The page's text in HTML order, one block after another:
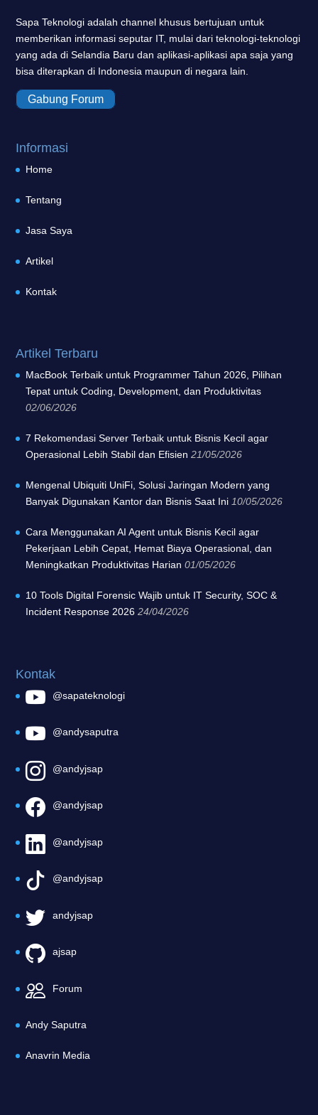
Sapa Teknologi adalah channel khusus bertujuan untuk
memberikan informasi seputar IT, mulai dari teknologi-teknologi
yang ada di Selandia Baru dan aplikasi-aplikasi apa saja yang
bisa diterapkan di Indonesia maupun di negara lain.
Gabung Forum
Informasi
Home
Tentang
Jasa Saya
Artikel
Kontak
Artikel Terbaru
MacBook Terbaik untuk Programmer Tahun 2026, Pilihan
Tepat untuk Coding, Development, dan Produktivitas
02/06/2026
7 Rekomendasi Server Terbaik untuk Bisnis Kecil agar
Operasional Lebih Stabil dan Efisien 21/05/2026
Mengenal Ubiquiti UniFi, Solusi Jaringan Modern yang
Banyak Digunakan Kantor dan Bisnis Saat Ini 10/05/2026
Cara Menggunakan AI Agent untuk Bisnis Kecil agar
Pekerjaan Lebih Cepat, Hemat Biaya Operasional, dan
Meningkatkan Produktivitas Harian 01/05/2026
10 Tools Digital Forensic Wajib untuk IT Security, SOC &
Incident Response 2026 24/04/2026
Kontak
@sapateknologi
@andysaputra
@andyjsap
@andyjsap
@andyjsap
@andyjsap
andyjsap
ajsap
Forum
Andy Saputra
Anavrin Media